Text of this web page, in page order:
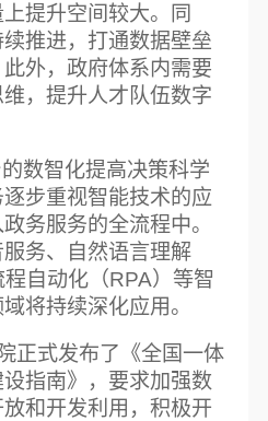
提升空间较大。同
推进，打通数据壁垒
外，政府体系内需要
，提升人才队伍数字
数智化提高决策科学
步重视智能技术的应
务服务的全流程中。
务、自然语言理解
程自动化（RPA）等智
将持续深化应用。
正式发布了《全国一体
指南》，要求加强数
和开发利用，积极开